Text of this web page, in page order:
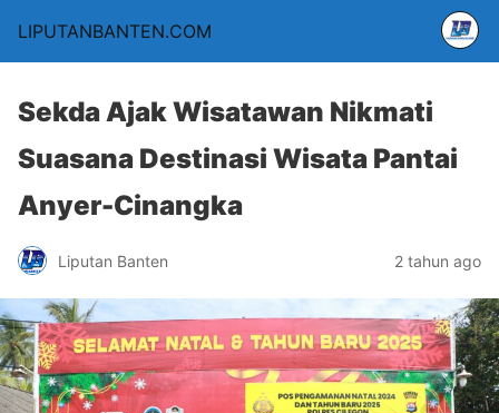
LIPUTANBANTEN.COM
Sekda Ajak Wisatawan Nikmati
Suasana Destinasi Wisata Pantai
Anyer-Cinangka
Liputan Banten 2 tahun ago